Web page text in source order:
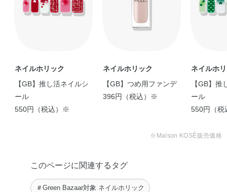
ネイルホリック
【GB】推し活ネイルシ
ール
550円（税込）※
ネイルホリック
【GB】つめ用ファンデ
396円（税込）※
ネイルホ
【GB】推
ール
550円（
※Maison KOSÉ販売価格
このページに関連するタグ
＃Green Bazaar対象 ネイルホリック